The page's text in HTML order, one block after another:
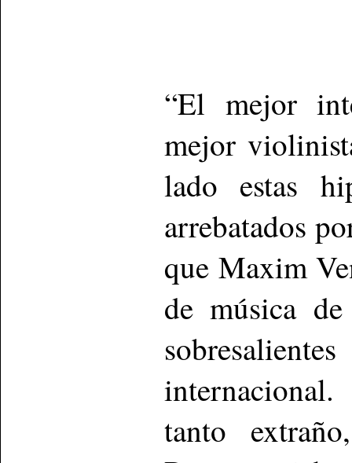
“El mejor
mejor
lado estas
arrebatados
que Maxim
de música
tanto